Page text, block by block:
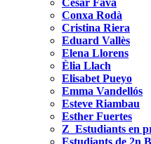
Cèsar Favà
Conxa Rodà
Cristina Riera
Eduard Vallès
Elena Llorens
Èlia Llach
Elisabet Pueyo
Emma Vandellós
Esteve Riambau
Esther Fuertes
Z_Estudiants en
Estudiants de 2n